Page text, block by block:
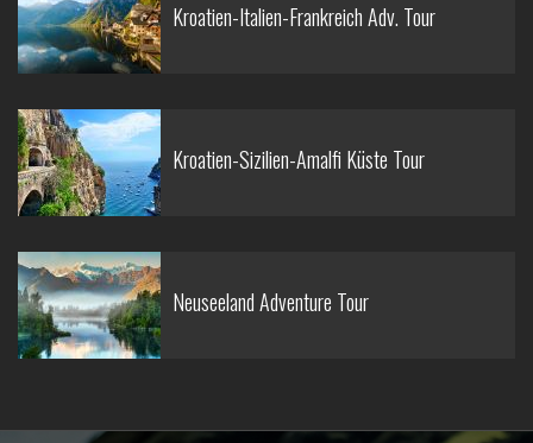
Kroatien-Italien-Frankreich Adv. Tour
Kroatien-Sizilien-Amalfi Küste Tour
Neuseeland Adventure Tour